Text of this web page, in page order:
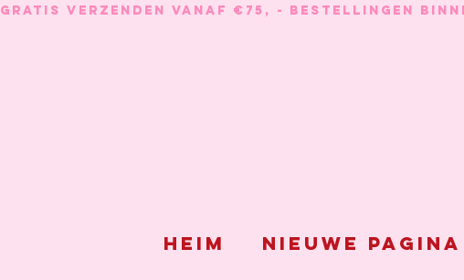
GRATIS VERZENDEN VANAF €75, - BESTELLINGEN
Heim Nieuwe pagina